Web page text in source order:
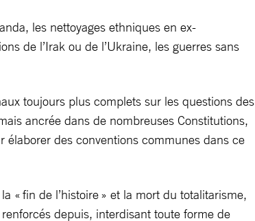
les nettoyages ethniques en ex-
de l’Irak ou de l’Ukraine, les guerres sans
toujours plus complets sur les questions des
ancrée dans de nombreuses Constitutions,
élaborer des conventions communes dans ce
« fin de l’histoire » et la mort du totalitarisme,
depuis, interdisant toute forme de